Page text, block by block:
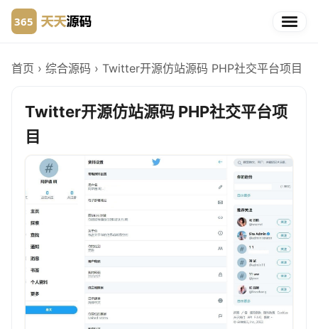
首页 › 综合源码 › Twitter开源仿站源码 PHP社交平台项目
Twitter开源仿站源码 PHP社交平台项
目